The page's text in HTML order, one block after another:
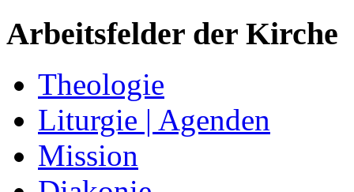
Arbeitsfelder der Kirche
Theologie
Liturgie | Agenden
Mission